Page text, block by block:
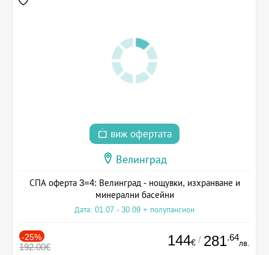
виж офертата
Велинград
СПА оферта 3=4: Велинград - нощувки, изхранване и
минерални басейни
Дата: 01.07 - 30.09 + полупансион
-25%
192.00€ 144€ / 281.64
лв.